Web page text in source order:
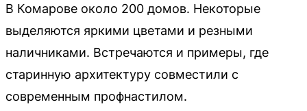
В Комарове около 200 домов. Некоторые
выделяются яркими цветами и резными
наличниками. Встречаются и примеры, где
старинную архитектуру совместили с
современным профнастилом.